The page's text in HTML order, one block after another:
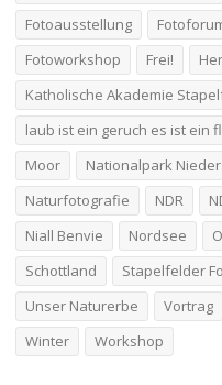
Fotoausstellung
Fotoworkshop
Frei!
Katholische Akademie
laub ist ein geruch es ist ein
Moor
Nationalpark
Naturfotografie
NDR
Niall Benvie
Nordsee
Schottland
Stapelfelder
Unser Naturerbe
Vortrag
Winter
Workshop